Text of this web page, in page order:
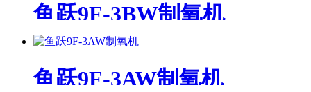
鱼跃9F-3BW制氧机
鱼跃9F-3AW制氧机